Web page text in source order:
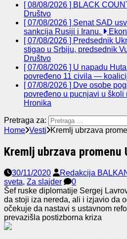
[ 08/08/2026 ] BLACK
Društvo
[ 07/08/2026 ] Senat SAD
sankcija Rusiji i Iranu.
[ 07/08/2026 ] Predsednik
stigao u Srbiju, predsednik
Društvo
[ 07/08/2026 ] U napadu
povređeno 11 civila —
[ 07/08/2026 ] Dve osobe
povređeno u pucnjavi u
Hronika
Pretraga za:
Home Vesti Kremlj ubrzava
Kremlj ubrzava promenu
30/11/2020 Redakcija
sveta, Za slajder
0
Šef ruske diplomatije Sergej
da stoji iza nereda, ali i izjavio da
očekuje da nastavi s ustavnom
prevazišla postizborna kriza